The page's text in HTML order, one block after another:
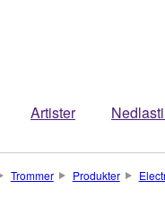
Artister
Trommer Produkter